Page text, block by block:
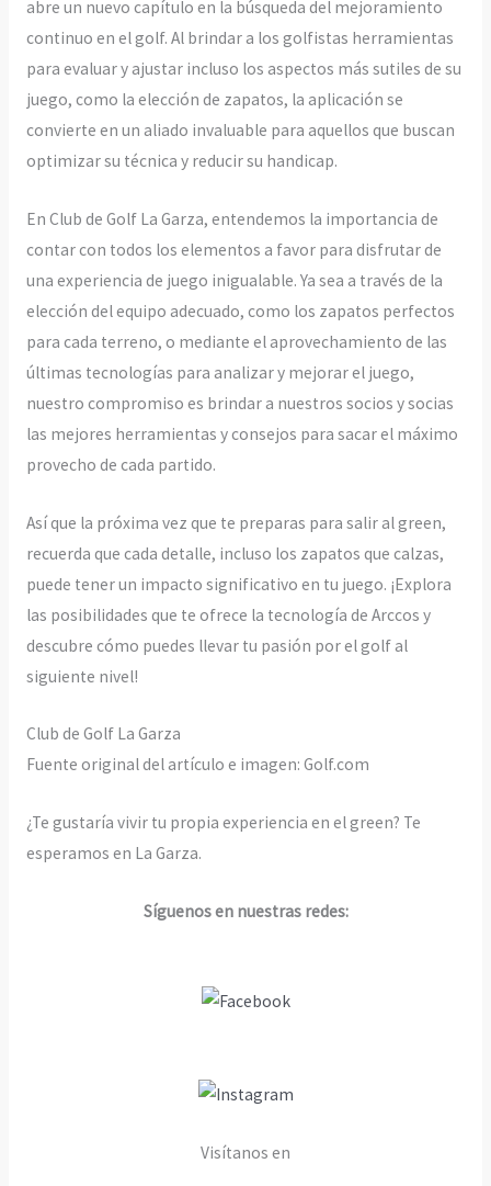
abre un nuevo capítulo en la búsqueda del mejoramiento
continuo en el golf. Al brindar a los golfistas herramientas
para evaluar y ajustar incluso los aspectos más sutiles de su
juego, como la elección de zapatos, la aplicación se
convierte en un aliado invaluable para aquellos que buscan
optimizar su técnica y reducir su handicap.
En Club de Golf La Garza, entendemos la importancia de
contar con todos los elementos a favor para disfrutar de
una experiencia de juego inigualable. Ya sea a través de la
elección del equipo adecuado, como los zapatos perfectos
para cada terreno, o mediante el aprovechamiento de las
últimas tecnologías para analizar y mejorar el juego,
nuestro compromiso es brindar a nuestros socios y socias
las mejores herramientas y consejos para sacar el máximo
provecho de cada partido.
Así que la próxima vez que te preparas para salir al green,
recuerda que cada detalle, incluso los zapatos que calzas,
puede tener un impacto significativo en tu juego. ¡Explora
las posibilidades que te ofrece la tecnología de Arccos y
descubre cómo puedes llevar tu pasión por el golf al
siguiente nivel!
Club de Golf La Garza
Fuente original del artículo e imagen: Golf.com
¿Te gustaría vivir tu propia experiencia en el green? Te
esperamos en La Garza.
Síguenos en nuestras redes:
Visítanos en